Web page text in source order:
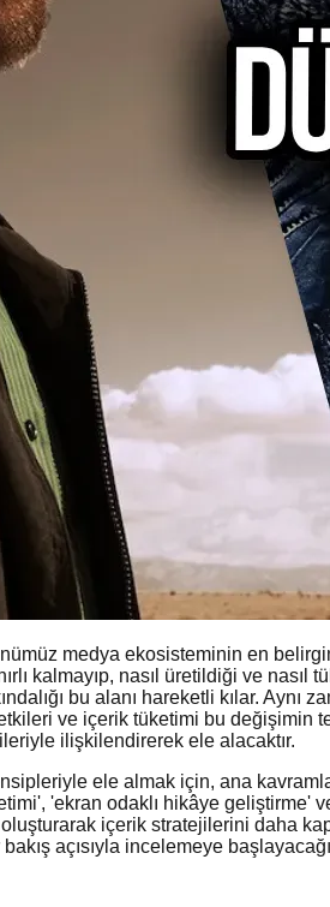
medya ekosisteminin en
kalmayıp, nasıl üretildiği ve
bu alanı hareketli kılar.
ve içerik tüketimi bu değişimin
ilişkilendirerek ele alacaktır.
ele almak için, ana
'ekran odaklı hikâye geliştirme'
içerik stratejilerini daha
açısıyla incelemeye